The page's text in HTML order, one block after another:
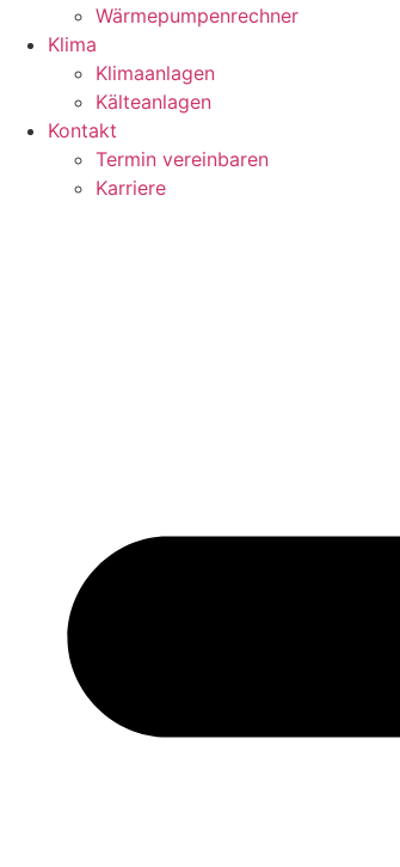
Wärmepumpenrechner
Klima
Klimaanlagen
Kälteanlagen
Kontakt
Termin vereinbaren
Karriere